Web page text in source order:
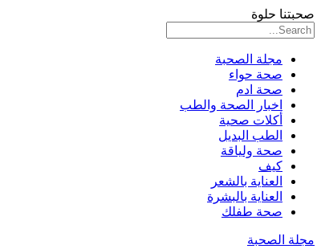
صحبتنا حلوة
مجلة الصحبة
صحة حواء
صحة ادم
اخبار الصحة والطب
أكلات صحية
الطب البديل
صحة ولياقة
كيف
العناية بالشعر
العناية بالبشرة
صحة طفلك
مجلة الصحبة